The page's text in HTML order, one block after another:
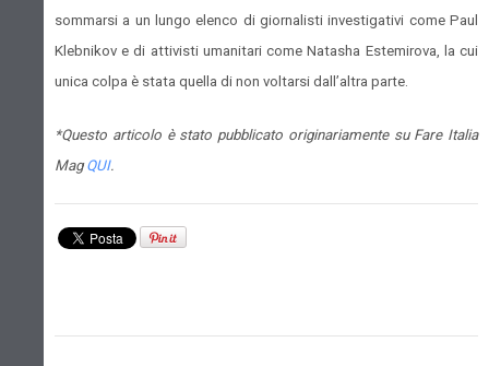
sommarsi a un lungo elenco di giornalisti investigativi come Paul
Klebnikov e di attivisti umanitari come Natasha Estemirova, la cui
unica colpa è stata quella di non voltarsi dall’altra parte.
*Questo articolo è stato pubblicato originariamente su Fare Italia
MagQUI.